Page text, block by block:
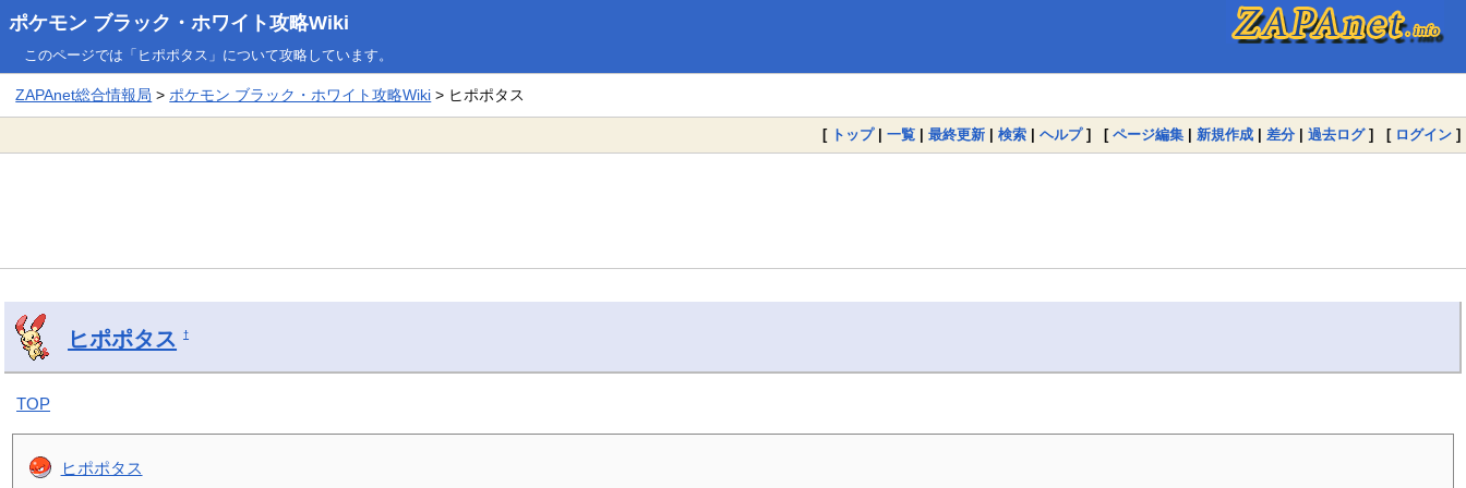
ポケモン ブラック・ホワイト攻略Wiki
このページでは「ヒポポタス」について攻略しています。
ZAPAnet総合情報局 >ポケモン ブラック・ホワイト攻略Wiki > ヒポポタス
[ トップ| 一覧 | 最終更新 | 検索 | ヘルプ] [ ページ編集 | 新規作成 | 差分 | 過去ログ] [ ログイン ]
ヒポポタス †
TOP
ヒポポタス